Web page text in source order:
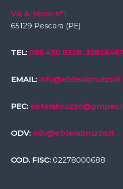
Via A. Moro n°1
65129 Pescara (PE)
TEL: 085 430 8328
EMAIL: info@ebterabruzzo.it
PEC:
ODV: odv@ebterabruzzo.it
COD. FISC:02278000688